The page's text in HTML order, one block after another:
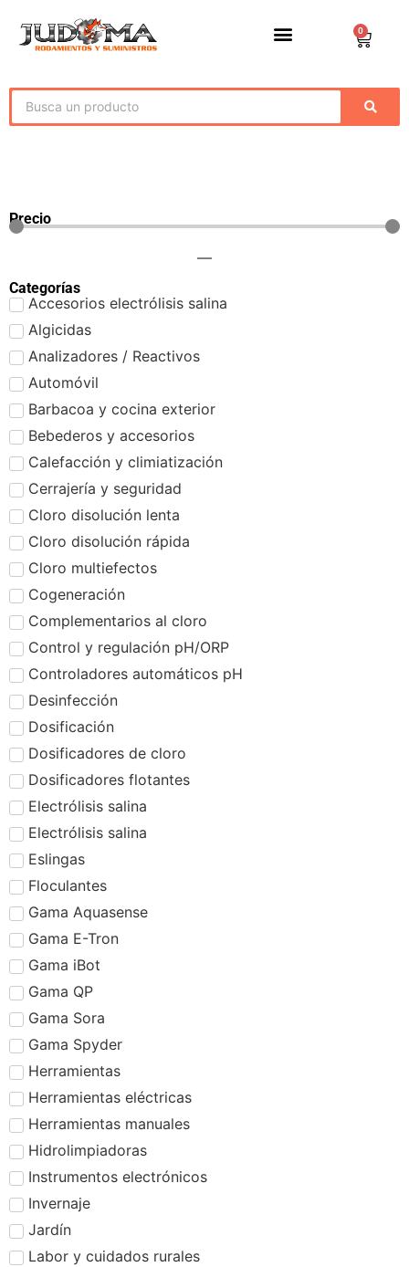
0
Precio
—
Categorías
Accesorios electrólisis salina
Algicidas
Analizadores / Reactivos
Automóvil
Barbacoa y cocina exterior
Bebederos y accesorios
Calefacción y climiatización
Cerrajería y seguridad
Cloro disolución lenta
Cloro disolución rápida
Cloro multiefectos
Cogeneración
Complementarios al cloro
Control y regulación pH/ORP
Controladores automáticos pH
Desinfección
Dosificación
Dosificadores de cloro
Dosificadores flotantes
Electrólisis salina
Electrólisis salina
Eslingas
Floculantes
Gama Aquasense
Gama E-Tron
Gama iBot
Gama QP
Gama Sora
Gama Spyder
Herramientas
Herramientas eléctricas
Herramientas manuales
Hidrolimpiadoras
Instrumentos electrónicos
Invernaje
Jardín
Labor y cuidados rurales